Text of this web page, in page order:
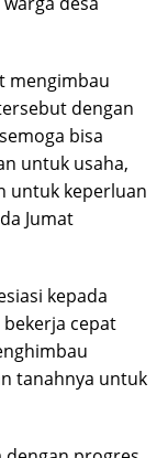
mengimbau
dengan
bisa
untuk usaha,
untuk keperluan
Jumat
kepada
cepat
tanahnya untuk